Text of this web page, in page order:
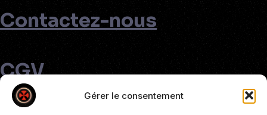
Gérer le consentement
Contactez-nous
CGV